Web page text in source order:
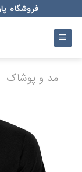
to
content
فروشگاه
مد و پوشاک